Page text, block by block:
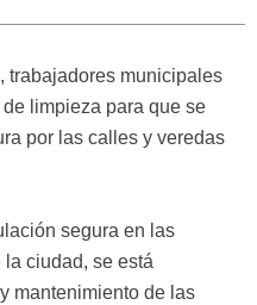
trabajadores municipales
limpieza para que se
por las calles y veredas
segura en las
ciudad, se está
mantenimiento de las